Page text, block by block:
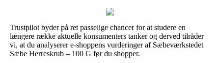
Trustpilot byder på ret passelige chancer for at studere en
længere række aktuelle konsumenters tanker og derved tilråder
vi, at du analyserer e-shoppens vurderinger af Sæbeværkstedet
Sæbe Herreskrub – 100 G før du shopper.